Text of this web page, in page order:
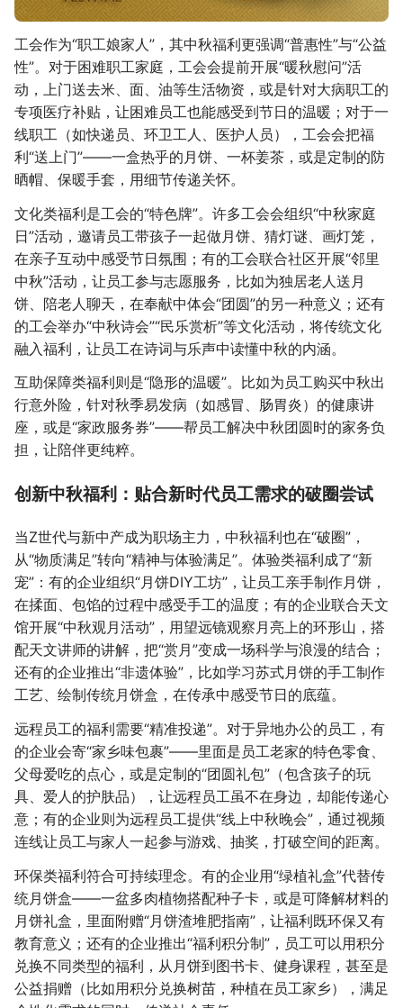
工会作为“职工娘家人”，其中秋福利更强调“普惠性”与“公益
性”。对于困难职工家庭，工会会提前开展“暖秋慰问”活
动，上门送去米、面、油等生活物资，或是针对大病职工的
专项医疗补贴，让困难员工也能感受到节日的温暖；对于一
线职工（如快递员、环卫工人、医护人员），工会会把福
利“送上门”——一盒热乎的月饼、一杯姜茶，或是定制的防
晒帽、保暖手套，用细节传递关怀。
文化类福利是工会的“特色牌”。许多工会会组织“中秋家庭
日”活动，邀请员工带孩子一起做月饼、猜灯谜、画灯笼，
在亲子互动中感受节日氛围；有的工会联合社区开展“邻里
中秋”活动，让员工参与志愿服务，比如为独居老人送月
饼、陪老人聊天，在奉献中体会“团圆”的另一种意义；还有
的工会举办“中秋诗会”“民乐赏析”等文化活动，将传统文化
融入福利，让员工在诗词与乐声中读懂中秋的内涵。
互助保障类福利则是“隐形的温暖”。比如为员工购买中秋出
行意外险，针对秋季易发病（如感冒、肠胃炎）的健康讲
座，或是“家政服务券”——帮员工解决中秋团圆时的家务负
担，让陪伴更纯粹。
创新中秋福利：贴合新时代员工需求的破圈尝试
当Z世代与新中产成为职场主力，中秋福利也在“破圈”，
从“物质满足”转向“精神与体验满足”。体验类福利成了“新
宠”：有的企业组织“月饼DIY工坊”，让员工亲手制作月饼，
在揉面、包馅的过程中感受手工的温度；有的企业联合天文
馆开展“中秋观月活动”，用望远镜观察月亮上的环形山，搭
配天文讲师的讲解，把“赏月”变成一场科学与浪漫的结合；
还有的企业推出“非遗体验”，比如学习苏式月饼的手工制作
工艺、绘制传统月饼盒，在传承中感受节日的底蕴。
远程员工的福利需要“精准投递”。对于异地办公的员工，有
的企业会寄“家乡味包裹”——里面是员工老家的特色零食、
父母爱吃的点心，或是定制的“团圆礼包”（包含孩子的玩
具、爱人的护肤品），让远程员工虽不在身边，却能传递心
意；有的企业则为远程员工提供“线上中秋晚会”，通过视频
连线让员工与家人一起参与游戏、抽奖，打破空间的距离。
环保类福利符合可持续理念。有的企业用“绿植礼盒”代替传
统月饼盒——一盆多肉植物搭配种子卡，或是可降解材料的
月饼礼盒，里面附赠“月饼渣堆肥指南”，让福利既环保又有
教育意义；还有的企业推出“福利积分制”，员工可以用积分
兑换不同类型的福利，从月饼到图书卡、健身课程，甚至是
公益捐赠（比如用积分兑换树苗，种植在员工家乡），满足